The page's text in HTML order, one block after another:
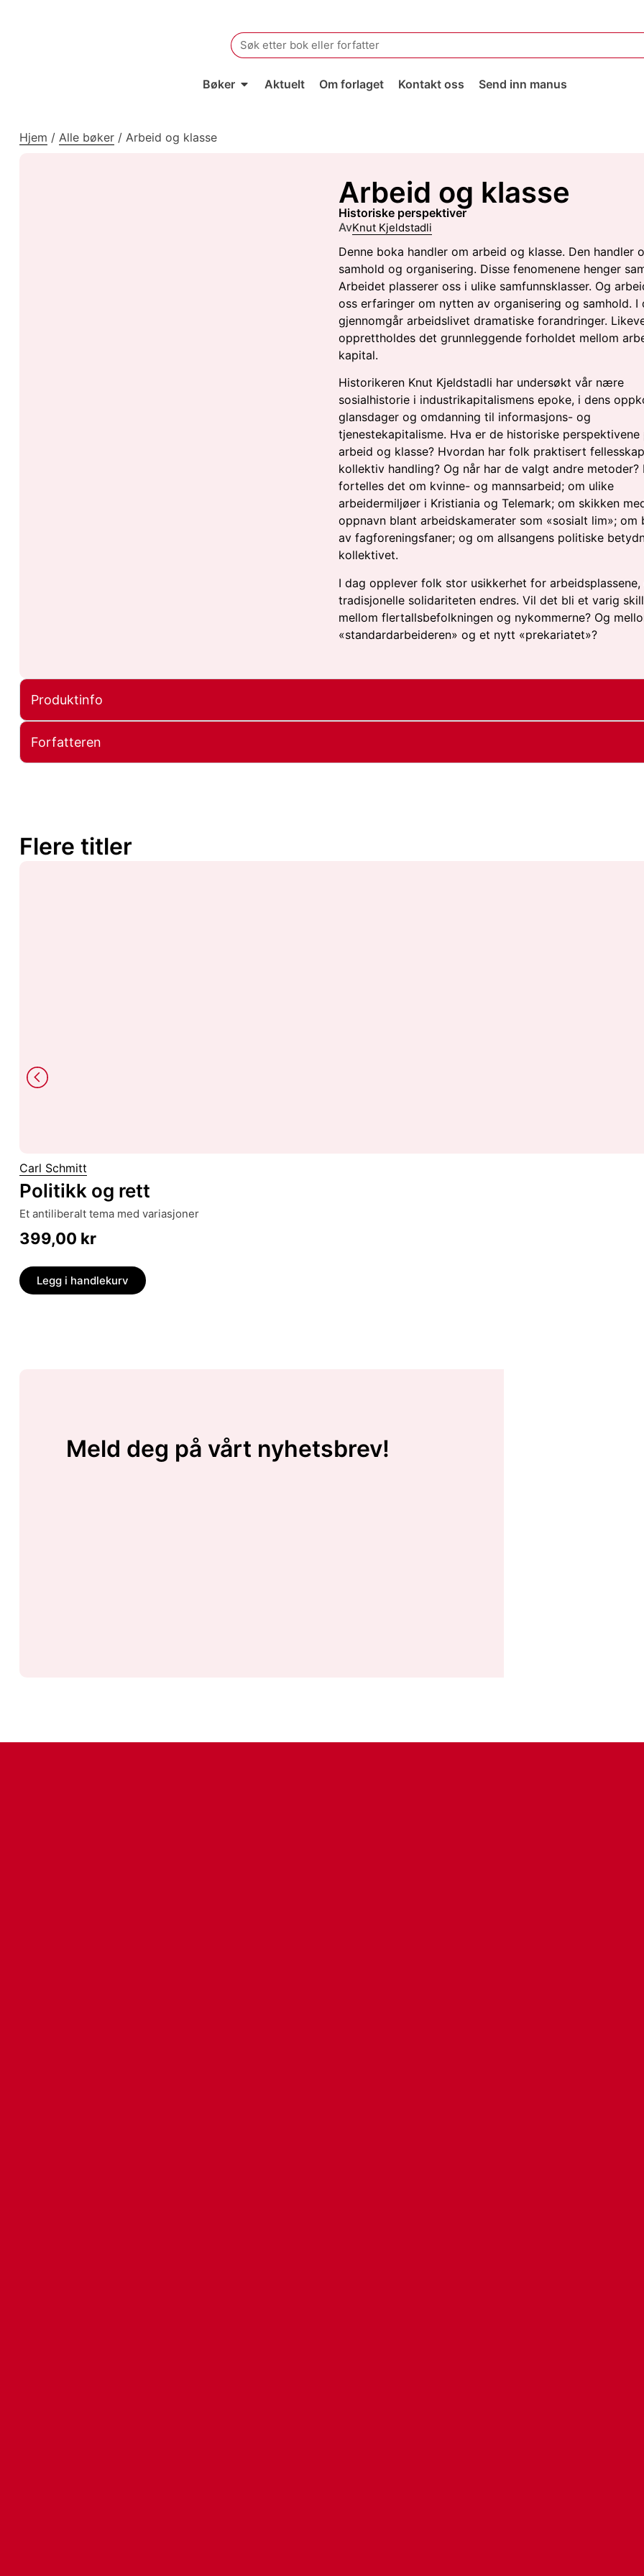
Search
for:
Bøker Aktuelt Om forlaget Kontakt oss Send inn manus
Hjem / Alle bøker / Arbeid og klasse
Arbeid og klasse
historiske perspektiver
AvKnut Kjeldstadli
Denne boka handler om arbeid og klasse. Den handler
samhold og organisering. Disse fenomenene henger
Arbeidet plasserer oss i ulike samfunnsklasser. Og
oss erfaringer om nytten av organisering og samhold. I
gjennomgår arbeidslivet dramatiske forandringer.
opprettholdes det grunnleggende forholdet mellom
kapital.
Historikeren Knut Kjeldstadli har undersøkt vår nære
sosialhistorie i industrikapitalismens epoke, i dens
glansdager og omdanning til informasjons- og
tjenestekapitalisme. Hva er de historiske perspektivene
arbeid og klasse? Hvordan har folk praktisert
kollektiv handling? Og når har de valgt andre metoder?
fortelles det om kvinne- og mannsarbeid; om ulike
arbeidermiljøer i Kristiania og Telemark; om skikken
oppnavn blant arbeidskamerater som «sosialt lim»; om
av fagforeningsfaner; og om allsangens politiske
kollektivet.
I dag opplever folk stor usikkerhet for arbeidsplassene,
tradisjonelle solidariteten endres. Vil det bli et varig
mellom flertallsbefolkningen og nykommerne? Og
«standardarbeideren» og et nytt «prekariatet»?
Produktinfo
Forfatteren
Flere titler
Carl Schmitt
Politikk og rett
et antiliberalt tema med variasjoner
399,00 kr
Legg i handlekurv
Meld deg på vårt nyhetsbrev!